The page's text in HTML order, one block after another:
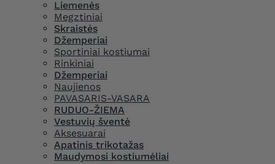
Liemenės
Megztiniai
Skraistės
Džemperiai
Sportiniai kostiumai
Rinkiniai
Džemperiai
Naujienos
PAVASARIS-VASARA
RUDUO-ŽIEMA
Vestuvių šventė
Aksesuarai
Apatinis trikotažas
Maudymosi kostiumėliai